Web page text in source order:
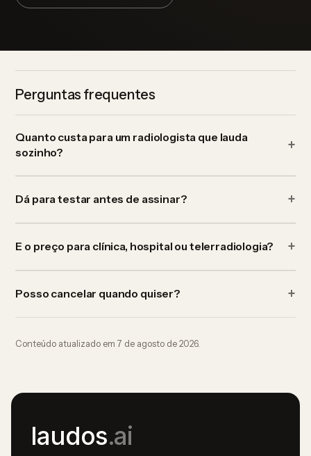
Perguntas frequentes
Quanto custa para um radiologista que lauda
sozinho?
Dá para testar antes de assinar?
E o preço para clínica, hospital ou telerradiologia?
Posso cancelar quando quiser?
Conteúdo atualizado em7 de agosto de 2026.
laudos.ai